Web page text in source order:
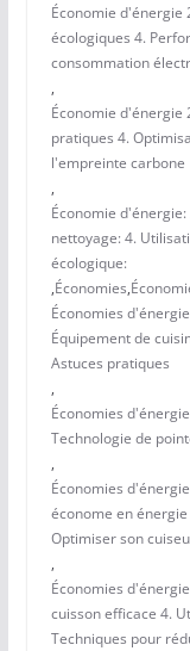
Économie d'énergie
écologiques 4.
consommation
,
Économie d'énergie
pratiques 4.
l'empreinte carbone
,
Économie
nettoyage: 4.
écologique:
,Économies,
Économies
Équipement de
Astuces pratiques
,
Économies
Technologie de
,
Économies
économe en
Optimiser son
,
Économies
cuisson efficace 4.
Techniques pour